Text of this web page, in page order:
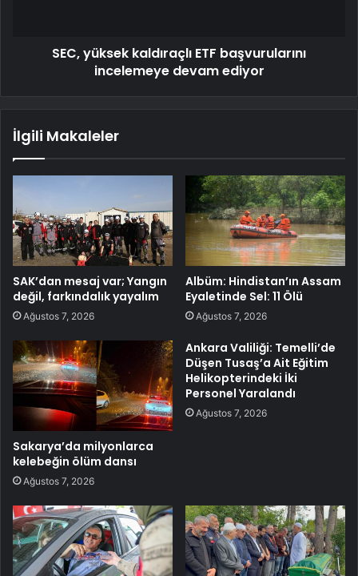
SEC, yüksek kaldıraçlı ETF başvurularını
incelemeye devam ediyor
İlgili Makaleler
SAK’dan mesaj var; Yangın
değil, farkındalık yayalım
Ağustos 7, 2026
Albüm: Hindistan’ın Assam
Eyaletinde Sel: 11 Ölü
Ağustos 7, 2026
Sakarya’da milyonlarca
kelebeğin ölüm dansı
Ağustos 7, 2026
Ankara Valiliği: Temelli’de
Düşen Tusaş’a Ait Eğitim
Helikopterindeki İki
Personel Yaralandı
Ağustos 7, 2026